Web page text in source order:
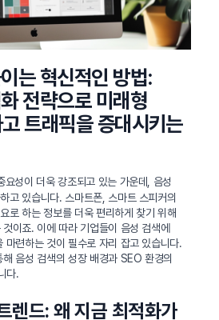
는 혁신적인 방법:
전략으로 미래형
트래픽을 증대시키는
요성이 더욱 강조되고 있는 가운데, 음성
고 있습니다. 스마트폰, 스마트 스피커의
로 하는 정보를 더욱 편리하게 찾기 위해
이죠. 이에 따라 기업들이 음성 검색에
마련하는 것이 필수로 자리 잡고 있습니다.
음성 검색의 성장 배경과 SEO 환경의
다.
렌드: 왜 지금 최적화가